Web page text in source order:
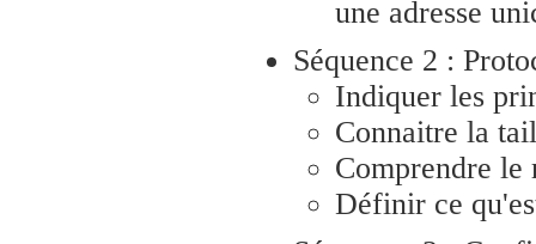
une adresse
Séquence 2 :
Indiquer les
Connaitre la
Comprendre le
Définir ce